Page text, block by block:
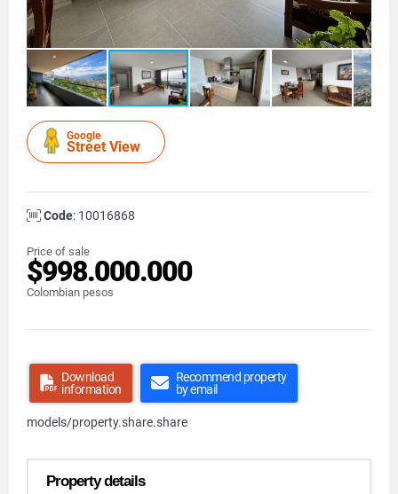
Google
Street View
Code: 10016868
Price of sale
$998.000.000
Colombian pesos
Download
information
Recommend property
by email
models/property.share.share
Property details